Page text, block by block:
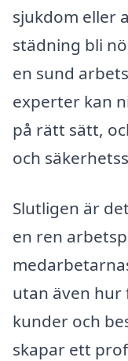
sjukdom eller
städning bli
en sund
experter kan
på rätt sätt,
och
Slutligen är
en ren
utan även
kunder och
skapar ett